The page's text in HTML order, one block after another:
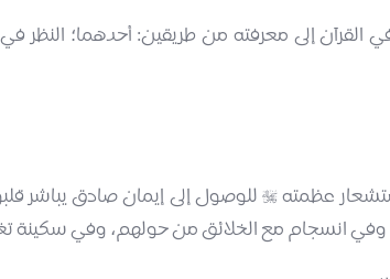
القرآن إلى معرفته من طريقين: أحدهما؛ النظر في
عظمته للوصول إلى إيمان صادق يباشر
انسجام مع الخلائق من حولهم، وفي سكينة